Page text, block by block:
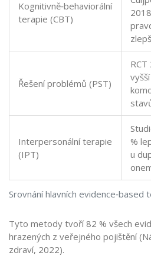
Srovnání hlavních evidence‑based
Kognitivně‑behaviorální
terapie (CBT)
Řešení problémů (PST)
Interpersonální terapie
(IPT)
%
u
Tyto metody tvoří 82 % všech
hrazených z veřejného pojištění
zdraví, 2022).